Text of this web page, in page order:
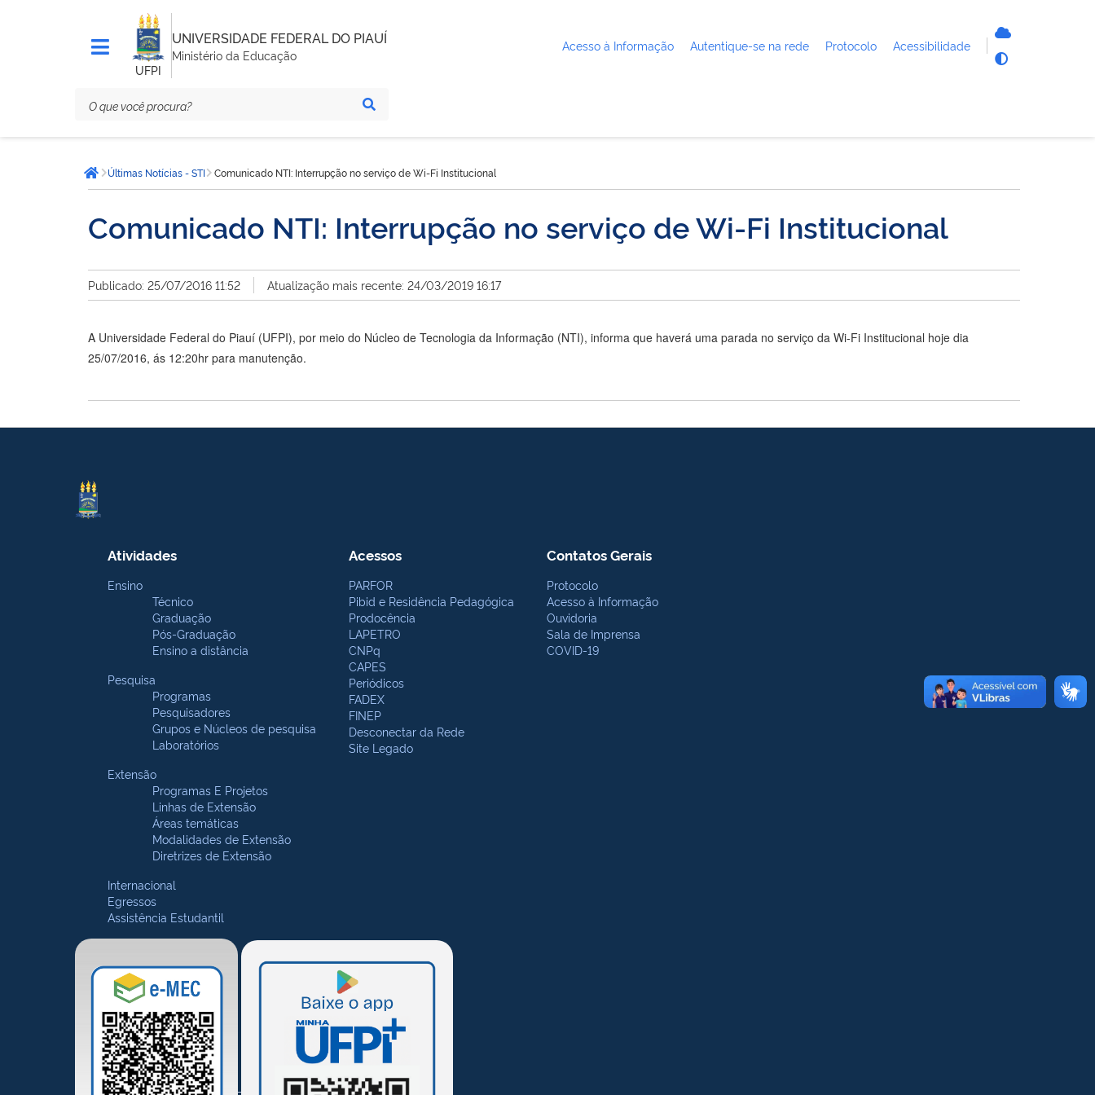
UFPI
UNIVERSIDADE FEDERAL DO PIAUÍ
Ministério da Educação
Acesso à Informação Autentique-se na rede Protocolo Acessibilidade
está
aqui:Página inicial
Últimas Notícias - STI Comunicado NTI: Interrupção no serviço de Wi-Fi Institucional
Comunicado NTI: Interrupção no serviço de Wi-Fi Institucional
Publicado: 25/07/2016 11:52 Atualização mais recente: 24/03/2019 16:17
A Universidade Federal do Piauí (UFPI), por meio do Núcleo de Tecnologia da Informação (NTI), informa que haverá uma parada no serviço da Wi-Fi Institucional hoje dia
25/07/2016, ás 12:20hr para manutenção.
Atividades
Ensino
Técnico
Graduação
Pós-Graduação
Ensino a distância
Pesquisa
Programas
Pesquisadores
Grupos e Núcleos de pesquisa
Laboratórios
Extensão
Programas E Projetos
Linhas de Extensão
Áreas temáticas
Modalidades de Extensão
Diretrizes de Extensão
Internacional
Egressos
Assistência Estudantil
Acessos
PARFOR
Pibid e Residência Pedagógica
Prodocência
LAPETRO
CNPq
CAPES
Periódicos
FADEX
FINEP
Desconectar da Rede
Site Legado
Contatos Gerais
Protocolo
Acesso à Informação
Ouvidoria
Sala de Imprensa
COVID-19